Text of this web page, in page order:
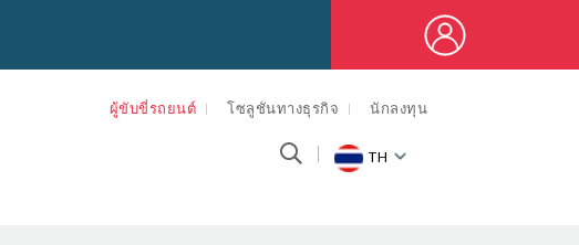
ผู้ขับขี่รถยนต์ โซลูชันทางธุรกิจ นักลงทุน
TH